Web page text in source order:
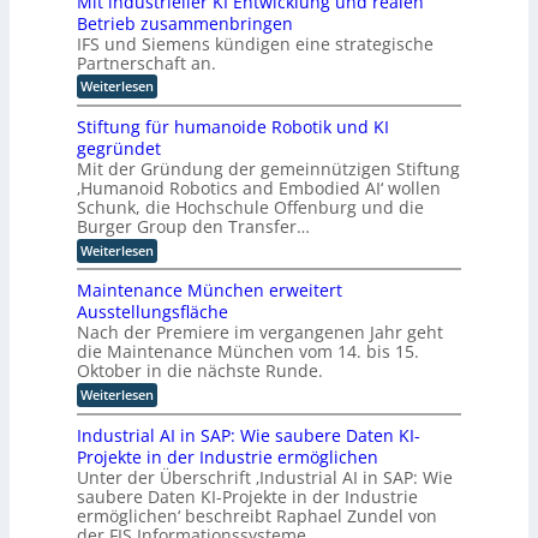
s
t
l
i
c
h
e
r
I
n
t
e
l
i
g
e
n
z
z
u
o
p
t
e
r
D
A
C
H
-
I
n
d
u
s
t
r
i
e
z
u
s
t
a
t
t
k
l
a
s
s
i
s
c
h
e
Z
r
t
f
i
z
i
e
r
u
n
g
s
v
e
t
t
f
o
r
m
I
n
d
u
s
t
r
i
e
4
.
0
r
i
c
h
t
e
t
o
k
u
s
a
u
Betrieb zusammenbringen
IFS und Siemens kündigen eine strategische
Partnerschaft an.
Weiterlesen:
M
i
t
i
n
d
u
s
t
r
i
e
l
e
r
K
I
E
n
t
w
i
c
k
l
Stiftung für humanoide Robotik und KI
gegründet
Mit der Gründung der gemeinnützigen Stiftung
‚Humanoid Robotics and Embodied AI‘ wollen
Schunk, die Hochschule Offenburg und die
Burger Group den Transfer…
Weiterlesen:
S
i
f
u
n
g
f
ü
r
h
u
m
a
n
Maintenance München erweitert
Ausstellungsfläche
Nach der Premiere im vergangenen Jahr geht
die Maintenance München vom 14. bis 15.
Oktober in die nächste Runde.
Weiterlesen:
M
a
i
n
t
e
n
a
Industrial AI in SAP: Wie saubere Daten KI-
Projekte in der Industrie ermöglichen
Unter der Überschrift ‚Industrial AI in SAP: Wie
saubere Daten KI-Projekte in der Industrie
ermöglichen‘ beschreibt Raphael Zundel von